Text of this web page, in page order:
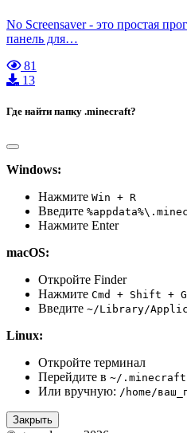
No Screensaver - это простая
панель для…
81
13
Где найти папку .minecraft?
Windows:
Нажмите Win + R
Введите
Нажмите Enter
macOS:
Откройте Finder
Нажмите Cmd + Shift + G
Введите ~/Library/
Linux:
Откройте терминал
Перейдите в ~/.minecraft
Или вручную: /home/
Закрыть